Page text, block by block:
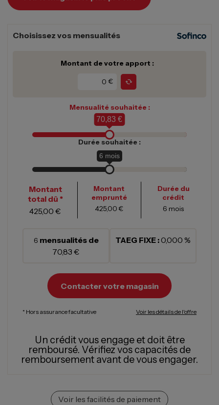
Choisissez vos mensualités
Montant de votre apport :
€
Mensualité souhaitée :
70,83 €
Durée souhaitée :
6 mois
Montant
total dû *
425,00 €
Montant
emprunté
425,00 €
Durée du
crédit
6 mois
6 mensualités de
70,83 €
TAEG FIXE :0,000 %
Contacter votre magasin
* Hors assurance facultative Voir les détails de l'offre
Un crédit vous engage et doit être
remboursé. Vérifiez vos capacités de
remboursement avant de vous engager.
Voir les facilités de paiement